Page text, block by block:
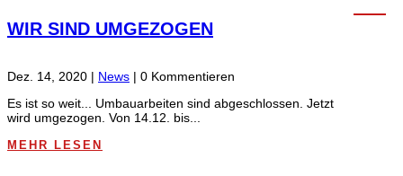
WIR SIND UMGEZOGEN
Dez. 14, 2020 | News | 0 Kommentieren
Es ist so weit... Umbauarbeiten sind abgeschlossen. Jetzt
wird umgezogen. Von 14.12. bis...
MEHR LESEN